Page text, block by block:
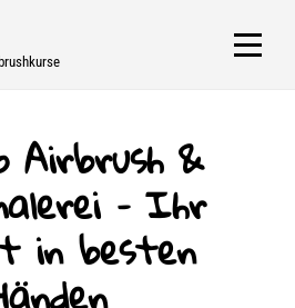
Airbrush &
– Ihr
in besten